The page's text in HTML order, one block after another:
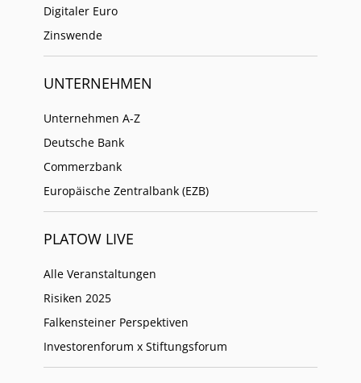
Digitaler Euro
Zinswende
UNTERNEHMEN
Unternehmen A-Z
Deutsche Bank
Commerzbank
Europäische Zentralbank (EZB)
PLATOW LIVE
Alle Veranstaltungen
Risiken 2025
Falkensteiner Perspektiven
Investorenforum x Stiftungsforum